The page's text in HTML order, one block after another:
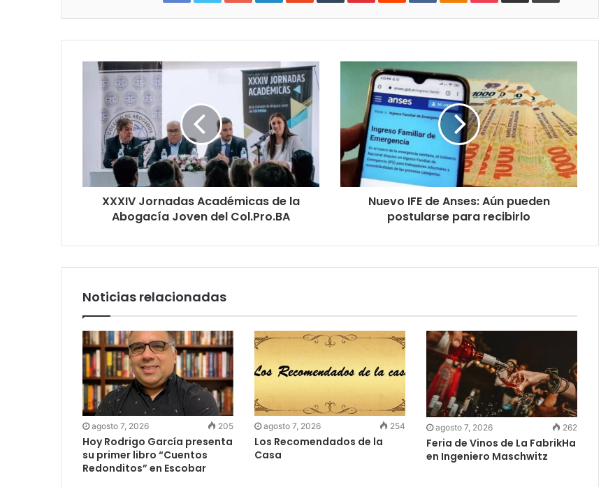
XXXIV Jornadas Académicas de la
Abogacía Joven del Col.Pro.BA
Nuevo IFE de Anses: Aún pueden
postularse para recibirlo
Noticias relacionadas
agosto 7, 2026 205
Hoy Rodrigo García presenta
su primer libro “Cuentos
Redonditos” en Escobar
agosto 7, 2026 254
Los Recomendados de la
Casa
agosto 7, 2026 262
Feria de Vinos de La FabrikHa
en Ingeniero Maschwitz